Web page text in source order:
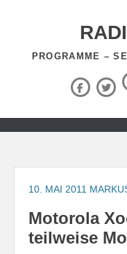
PROGRAMME –
X
Zum
springen
10. MAI 2011
Motorola
teilweise